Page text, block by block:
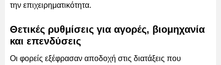
την επιχειρηματικότητα.
Θετικές ρυθμίσεις για αγορές, βιομηχανία
και επενδύσεις
Οι φορείς εξέφρασαν αποδοχή στις διατάξεις που